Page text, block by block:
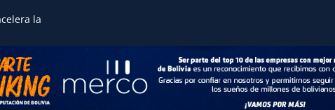
la
negocio de alto valor
reafirma su
Bolivia impulsando
y crecimiento